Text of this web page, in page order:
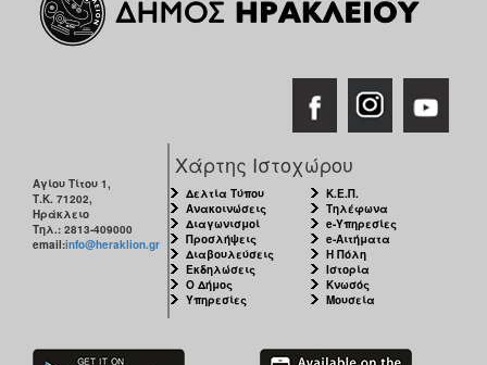
Αγίου Τίτου 1,
Τ.Κ. 71202,
Ηράκλειο
Τηλ.: 2813-409000
email:info@heraklion.gr
Χάρτης Ιστοχώρου
Δελτία Τύπου
Ανακοινώσεις
Διαγωνισμοί
Προσλήψεις
Διαβουλεύσεις
Εκδηλώσεις
Ο Δήμος
Υπηρεσίες
Κ.Ε.Π.
Τηλέφωνα
e-Υπηρεσίες
e-Αιτήματα
Η Πόλη
Ιστορία
Κνωσός
Μουσεία